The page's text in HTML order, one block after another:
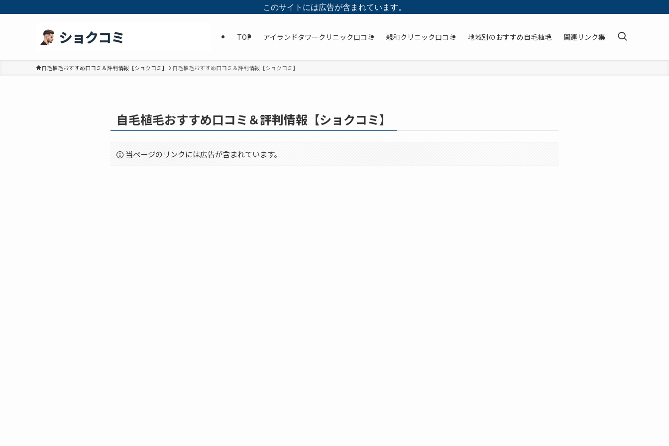
このサイトには広告が含まれています。
TOP アイランドタワークリニック口コミ 親和クリニック口コミ 地域別のおすすめ自毛植毛 関連リンク集
自毛植毛おすすめ口コミ＆評判情報【ショクコミ】 自毛植毛おすすめ口コミ＆評判情報【ショクコミ】
自毛植毛おすすめ口コミ＆評判情報【ショクコミ】
当ページのリンクには広告が含まれています。